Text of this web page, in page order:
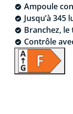
Ampoule
Jusqu’à 345
Branchez,
Contrôle